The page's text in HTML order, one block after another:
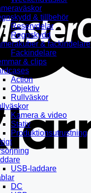
& tillbehör
Reservdelar
Regnskydd
& fackindelare
Fackindelare
& clips
Action
Objektiv
Rullväskor
Kamera & video
Stativ
Produktionsutrustning
USB-laddare
DC